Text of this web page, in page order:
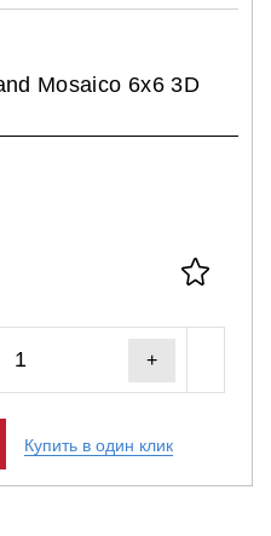
Mosaico 6х6 3D
+
Купить в один клик